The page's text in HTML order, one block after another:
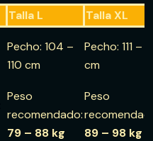
Talla L Talla XL
Pecho: 104 –
110 cm
Peso
recomendado:
79 – 88 kg
Pecho: 111 –
cm
Peso
89 – 98 kg